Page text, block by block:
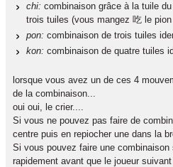
chi: combinaison grâce à la tuile
trois tuiles (vous mangez 吃 le
pon: combinaison de trois tuiles
kon: combinaison de quatre tuiles
lorsque vous avez un de ces 4
de la combinaison...
oui oui, le crier....
Si vous ne pouvez pas faire de
centre puis en repiocher une dans la
Si vous pouvez faire une
rapidement avant que le joueur